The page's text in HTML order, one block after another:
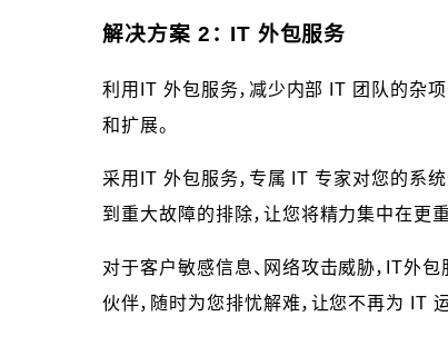
解决方案 2： IT 外包服务
利用IT 外包服务，减少内部 IT 团队的杂
和扩展。
采用IT 外包服务，专属 IT 专家对您的系
到重大故障的排除，让您将精力集中在更
对于客户敏感信息、网络攻击威胁，IT外
伙伴，随时为您排忧解难，让您不再为 IT